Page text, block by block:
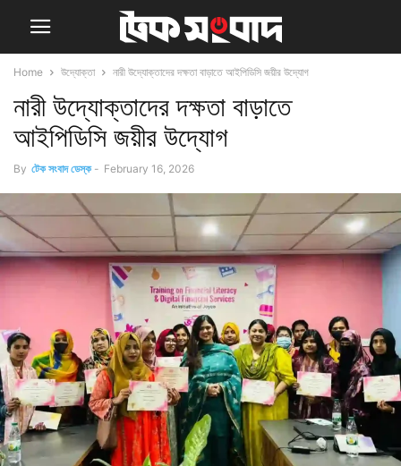
Home উদ্যোক্তা নারী উদ্যোক্তাদের দক্ষতা বাড়াতে আইপিডিসি জয়ীর উদ্যোগ
নারী উদ্যোক্তাদের দক্ষতা বাড়াতে
আইপিডিসি জয়ীর উদ্যোগ
By টেক সংবাদ ডেস্ক - February 16, 2026